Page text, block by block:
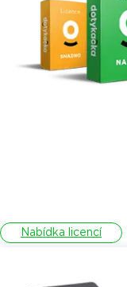
Nabídka licencí